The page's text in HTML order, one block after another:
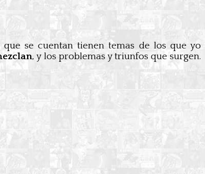
se cuentan tienen temas de los que yo
, y los problemas y triunfos que surgen.